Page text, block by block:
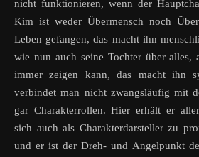
nicht funktionieren, wenn der
Kim ist weder Übermensch noch
Leben gefangen, das macht ihn
wie nun auch seine Tochter über alles,
immer zeigen kann, das macht ihn
verbindet man nicht zwangsläufig mit
gar Charakterrollen. Hier erhält er
sich auch als Charakterdarsteller zu
und er ist der Dreh- und Angelpunkt